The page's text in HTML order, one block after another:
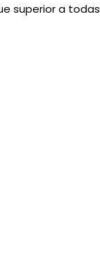
superior a todas